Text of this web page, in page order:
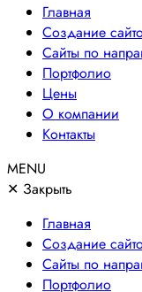
Главная
Создание
Сайты по
Портфолио
Цены
О компании
Контакты
MENU
✕ Закрыть
Главная
Создание
Сайты по
Портфолио